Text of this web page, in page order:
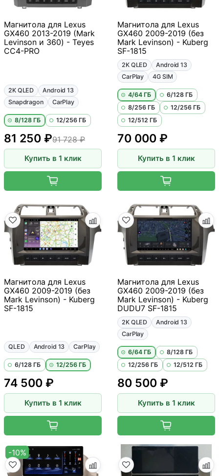
Магнитола для Lexus
GX460 2013-2019 (Mark
Levinson и 360) - Teyes
CC4-PRO
2K QLED
Android 13
Snapdragon
CarPlay
8/128 ГБ 12/256 ГБ
81 250 ₽91 728 ₽
Купить в 1 клик
Магнитола для Lexus
GX460 2009-2019 (без
Mark Levinson) - Kuberg
SF-1815
2K QLED
Android 13
CarPlay
4G SIM
4/64 ГБ
6/128 ГБ
8/256 ГБ
12/256 ГБ
12/512 ГБ
70 000 ₽
Купить в 1 клик
Магнитола для Lexus
GX460 2009-2019 (без
Mark Levinson) - Kuberg
SF-1815
QLED Android 13 CarPlay
6/128 ГБ 12/256 ГБ
74 500 ₽
Купить в 1 клик
Магнитола для Lexus
GX460 2009-2019 (без
Mark Levinson) - Kuberg
DUDU7 SF-1815
2K QLED
Android 13
CarPlay
6/64 ГБ
8/128 ГБ
12/256 ГБ
12/512 ГБ
80 500 ₽
Купить в 1 клик
-10%